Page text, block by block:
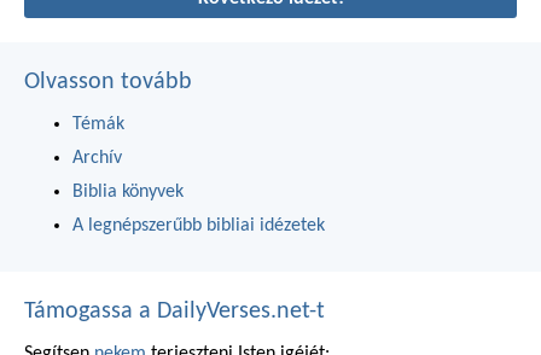
Olvasson tovább
Témák
Archív
Biblia könyvek
A legnépszerűbb bibliai idézetek
Támogassa a DailyVerses.net-t